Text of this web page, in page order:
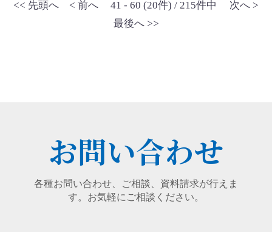
<< 先頭へ < 前へ 41 - 60 (20件) / 215件中
次へ >
最後へ >>
お問い合わせ
各種お問い合わせ、ご相談、資料請求が行えま
す。お気軽にご相談ください。